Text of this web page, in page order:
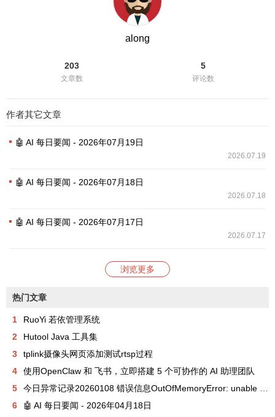
along
203
文章数
5
评论数
作者其它文章
🤖 AI 每日要闻 - 2026年07月19日
2026.07.19
🤖 AI 每日要闻 - 2026年07月18日
2026.07.18
🤖 AI 每日要闻 - 2026年07月17日
2026.07.17
浏览更多
热门文章
1
RuoYi 若依管理系统
2
Hutool Java 工具集
3
tplink摄像头网页添加测试rtsp过程
4
使用OpenClaw 和 飞书，立即搭建 5 个可协作的 AI 助理团队
5
今日异常记录20260108 错误信息OutOfMemoryError: unable to create new native thread
6
🤖 AI 每日要闻 - 2026年04月18日